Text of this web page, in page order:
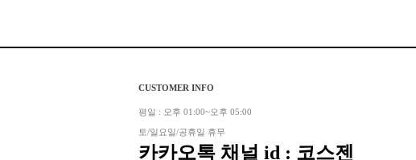
CUSTOMER INFO
평일 : 오후 01:00~오후 05:00
토/일요일/공휴일 휴무
카카오톡 채널 id : 코스젠